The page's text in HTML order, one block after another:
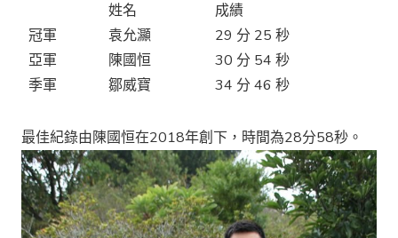
姓名
成績
冠軍
袁允灦
29 分 25 秒
亞軍
陳國恒
30 分 54 秒
季軍
鄒威寶 34 分 46 秒
最佳紀錄由陳國恒在2018年創下，時間為28分58秒。